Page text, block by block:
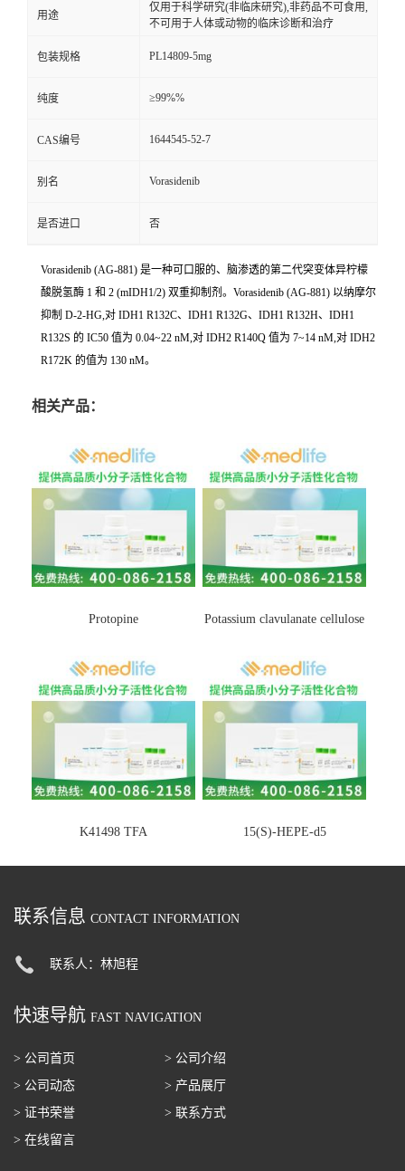
用途
仅用于科学研究(非临床研究),非药品不可食用,
不可用于人体或动物的临床诊断和治疗
包装规格 PL14809-5mg
纯度 ≥99%%
CAS编号 1644545-52-7
别名 Vorasidenib
是否进口 否
Vorasidenib (AG-881) 是一种可口服的、脑渗透的第二代突变体异柠檬
酸脱氢酶 1 和 2 (mIDH1/2) 双重抑制剂。Vorasidenib (AG-881) 以纳摩尔
抑制 D-2-HG,对 IDH1 R132C、IDH1 R132G、IDH1 R132H、IDH1
R132S 的 IC50 值为 0.04~22 nM,对 IDH2 R140Q 值为 7~14 nM,对 IDH2
R172K 的值为 130 nM。
相关产品：
Protopine Potassium clavulanate cellulose
K41498 TFA 15(S)-HEPE-d5
联系信息 CONTACT INFORMATION
联系人：林旭程
快速导航 FAST NAVIGATION
> 公司首页
> 公司介绍
> 公司动态
> 产品展厅
> 证书荣誉
> 联系方式
> 在线留言